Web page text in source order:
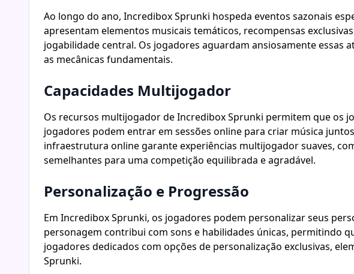
Ao longo do ano, Incredibox Sprunki hospeda eventos sazonais
apresentam elementos musicais temáticos, recompensas
jogabilidade central. Os jogadores aguardam ansiosamente essas
as mecânicas fundamentais.
Capacidades Multijogador
Os recursos multijogador de Incredibox Sprunki permitem que os
jogadores podem entrar em sessões online para criar música
infraestrutura online garante experiências multijogador suaves,
semelhantes para uma competição equilibrada e agradável.
Personalização e Progressão
Em Incredibox Sprunki, os jogadores podem personalizar seus
personagem contribui com sons e habilidades únicas, permitindo
jogadores dedicados com opções de personalização exclusivas,
Sprunki.